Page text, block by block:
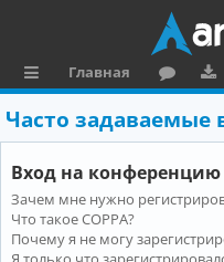
ы
л
к
и
Главная
ру
м
ру
зк
и
Часто задаваемые
Вход на конференцию
Зачем мне нужно
Что такое COPPA?
Почему я не могу